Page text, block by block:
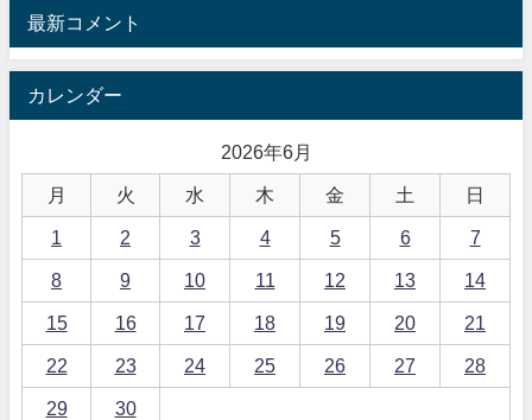
最新コメント
カレンダー
2026年6月
月 火 水 木 金 土 日
1 2 3 4 5 6 7
8 9 10 11 12 13 14
15 16 17 18 19 20 21
22 23 24 25 26 27 28
29
30